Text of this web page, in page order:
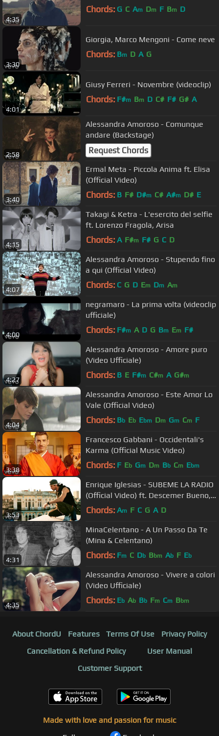
4:35
Chords: G C Am Dm F Bm D
3:30
Giorgia, Marco Mengoni - Come neve
Chords: Bm D A G
4:01
Giusy Ferreri - Novembre (videoclip)
Chords: F#m Bm D C# F# G# A
2:58
Alessandra Amoroso - Comunque
andare (Backstage)
Request Chords
3:40
Ermal Meta - Piccola Anima ft. Elisa
(Official Video)
Chords: B F# D#m C# A#m D# E
4:15
Takagi & Ketra - L'esercito del selfie
ft. Lorenzo Fragola, Arisa
Chords: A F#m F# G C D
4:07
Alessandra Amoroso - Stupendo fino
a qui (Official Video)
Chords: C G D Em Dm Am
4:00
negramaro - La prima volta (videoclip
ufficiale)
Chords: F#m A D G Bm Em F#
4:27
Alessandra Amoroso - Amore puro
(Video Ufficiale)
Chords: B E F#m C#m A G#m
4:04
Alessandra Amoroso - Este Amor Lo
Vale (Official Video)
Chords: Bb Eb Ebm Dm Gm Cm F
3:38
Francesco Gabbani - Occidentali's
Karma (Official Music Video)
Chords: F Eb Gm Dm Bb Cm Ebm
3:53
Enrique Iglesias - SUBEME LA RADIO
(Official Video) ft. Descemer Bueno,
Zion & Lennox
Chords: Am F C G A D
4:31
MinaCelentano - A Un Passo Da Te
(Mina & Celentano)
Chords: Fm C Db Bbm Ab F Eb
4:35
Alessandra Amoroso - Vivere a colori
(Video Ufficiale)
Chords: Eb Ab Bb Fm Cm Bbm
About ChordU Features Terms Of Use
Privacy Policy
Cancellation & Refund Policy
User Manual
Customer Support
Made with love and passion for music